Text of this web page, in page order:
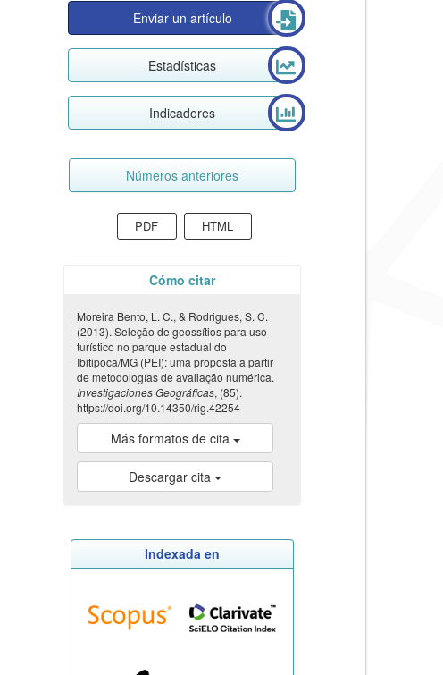
Enviar un artículo
Estadísticas
Indicadores
Números anteriores
PDF HTML
Cómo citar
Moreira Bento, L. C., & Rodrigues, S. C.
(2013). Seleção de geossítios para uso
turístico no parque estadual do
Ibitipoca/MG (PEI): uma proposta a partir
de metodologías de avaliação numérica.
Investigaciones Geográficas, (85).
https://doi.org/10.14350/rig.42254
Más formatos de cita
Descargar cita
Indexada en